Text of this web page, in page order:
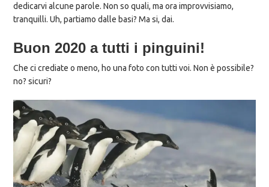
dedicarvi alcune parole. Non so quali, ma ora improvvisiamo,
tranquilli. Uh, partiamo dalle basi? Ma si, dai.
Buon 2020 a tutti i pinguini!
Che ci crediate o meno, ho una foto con tutti voi. Non è possibile?
no? sicuri?